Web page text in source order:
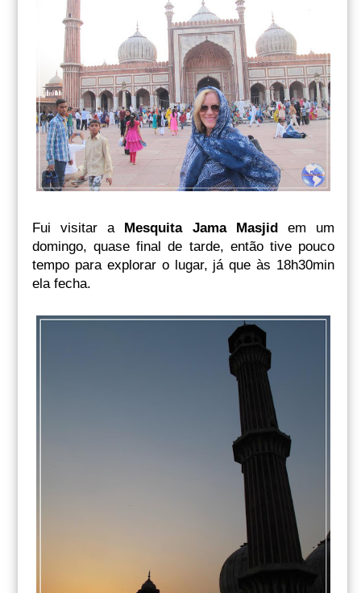
Fui visitar a Mesquita Jama Masjidem um
domingo, quase final de tarde, então tive pouco
tempo para explorar o lugar, já que às 18h30min
ela fecha.